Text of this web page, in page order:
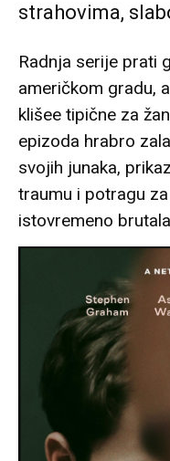
strahovima,
Radnja serije prati
američkom gradu,
klišee tipične za
epizoda hrabro
svojih junaka,
traumu i potragu
istovremeno